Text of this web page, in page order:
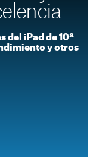
del iPad de 10ª
y otros